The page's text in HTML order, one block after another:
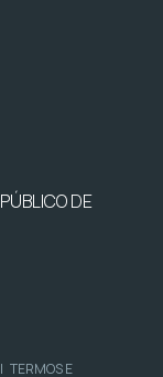
DE
| TERMOS E